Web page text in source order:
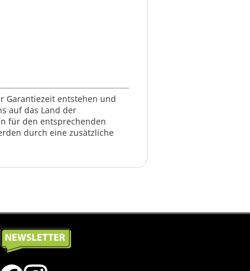
Garantiezeit entstehen und
auf das Land der
für den entsprechenden
durch eine zusätzliche